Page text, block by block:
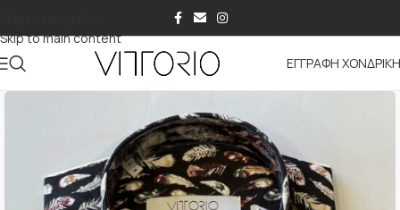
Skip to main content
ΕΓΓΡΑΦΗ